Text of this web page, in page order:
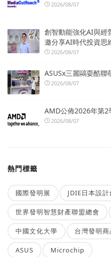
2026/08/07
創智動能強化AI與經
邀分享AI時代投資思
2026/08/07
ASUSx三麗鷗耍酷聯
2026/08/07
AMD公佈2026年第2
2026/08/07
熱門標籤
國際發明展 JDIE日本設
世界發明智慧財產聯盟總會
中國文化大學 台灣發明
ASUS Microchip